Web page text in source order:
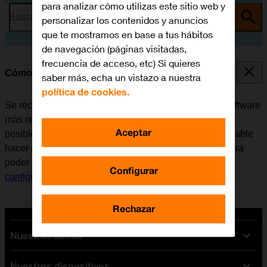
Busca por problema o tema
Cómo actualizar el software del móvil
Se recomienda actualizar el móvil con la versión de software
más reciente ya que el fabricante suele ir corrigiendo
posibles errores de versiones anteriores. Es recomendable
hacer antes una copia de seguridad de la memoria. Para
poder actualizar el software del móvil, es necesario
configurar el móvil para internet.
Nuestras tarifas
para analizar cómo utilizas este sitio web y
personalizar los contenidos y anuncios
que te mostramos en base a tus hábitos
de navegación (páginas visitadas,
frecuencia de acceso, etc) Si quieres
saber más, echa un vistazo a nuestra
política de cookies.
Configurar
Rechazar
Aceptar